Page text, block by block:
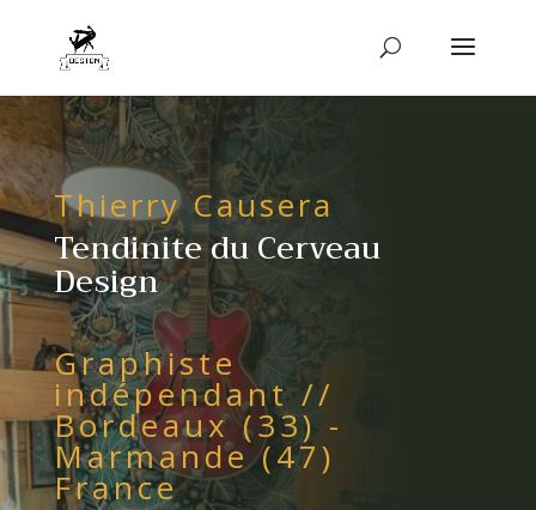
Thierry Causera
Tendinite du Cerveau
Design
Graphiste
indépendant //
Bordeaux (33) -
Marmande (47)
France